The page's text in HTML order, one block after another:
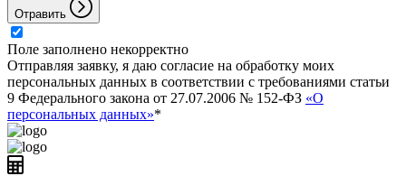
Отравить
Поле заполнено некорректно
Отправляя заявку, я даю согласие на обработку моих
персональных данных в соответствии с требованиями статьи
9 Федерального закона от 27.07.2006 № 152-ФЗ «О
персональных данных»*